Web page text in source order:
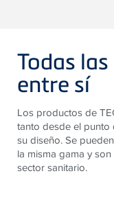
Todas
entre sí
Los productos de
tanto desde el punto
su diseño. Se
la misma gama y
sector sanitario.